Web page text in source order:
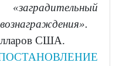
«заградительный
США.